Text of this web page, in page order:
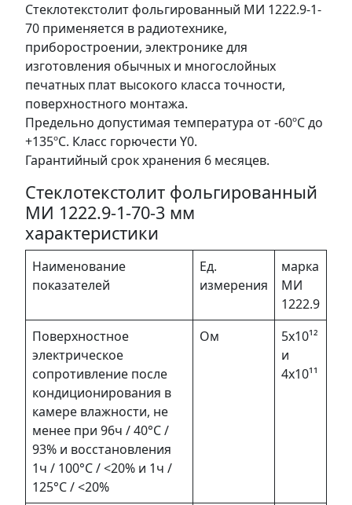
Стеклотекстолит фольгированный МИ 1222.9-1-
70 применяется в радиотехнике,
приборостроении, электронике для
изготовления обычных и многослойных
печатных плат высокого класса точности,
поверхностного монтажа.
Предельно допустимая температура от -60ºС до
+135ºС. Класс горючести Y0.
Гарантийный срок хранения 6 месяцев.
Стеклотекстолит фольгированный
МИ 1222.9-1-70-3 мм
характеристики
Наименование
показателей
Ед.
измерения
марка
МИ
1222.9
Поверхностное
электрическое
сопротивление после
кондиционирования в
камере влажности, не
менее при 96ч / 40°С /
93% и восстановления
1ч / 100°С / <20% и 1ч /
125°С / <20%
Ом
5х10¹²
и
4х10¹¹